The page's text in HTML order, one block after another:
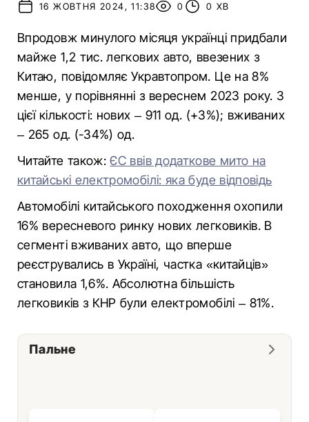
16 ЖОВТНЯ 2024, 11:38
0 0 ХВ
Впродовж минулого місяця українці придбали
майже 1,2 тис. легкових авто, ввезених з
Китаю, повідомляє Укравтопром. Це на 8%
менше, у порівнянні з вереснем 2023 року. З
цієї кількості: нових – 911 од. (+3%); вживаних
– 265 од. (-34%) од.
Читайте також:ЄС ввів додаткове мито на
китайські електромобілі: яка буде відповідь
Автомобілі китайського походження охопили
16% вересневого ринку нових легковиків. В
сегменті вживаних авто, що вперше
реєструвались в Україні, частка «китайців»
становила 1,6%. Абсолютна більшість
легковиків з КНР були електромобілі – 81%.
Пальне